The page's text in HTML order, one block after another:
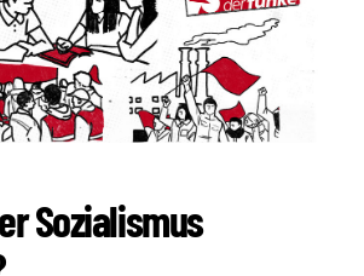
Sozialismus